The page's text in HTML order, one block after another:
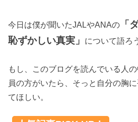
今日は僕が聞いたJALやANAの
「
恥ずかしい真実」
について語ろ
もし、このブログを読んでいる人
員の方がいたら、そっと自分の胸
てほしい。